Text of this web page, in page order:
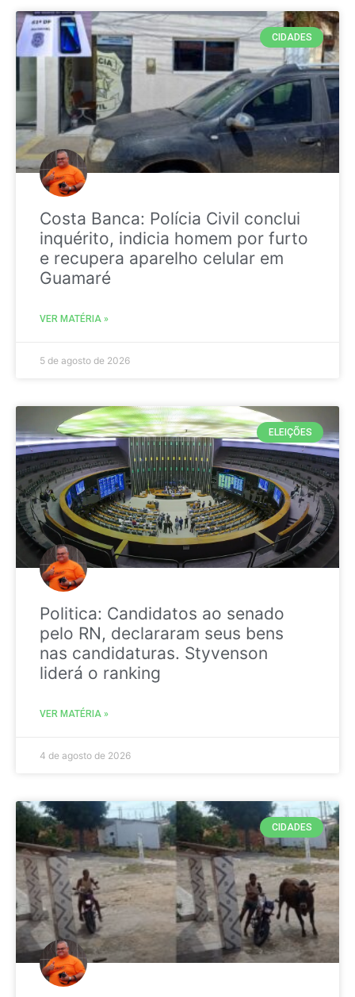
CIDADES
Costa Banca: Polícia Civil conclui
inquérito, indicia homem por furto
e recupera aparelho celular em
Guamaré
VER MATÉRIA »
5 de agosto de 2026
ELEIÇÕES
Politica: Candidatos ao senado
pelo RN, declararam seus bens
nas candidaturas. Styvenson
liderá o ranking
VER MATÉRIA »
4 de agosto de 2026
CIDADES